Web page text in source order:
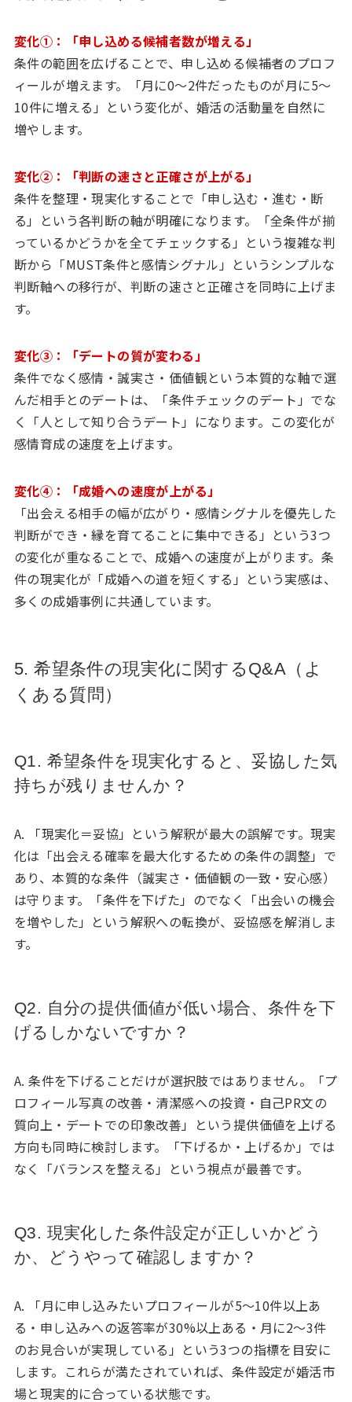
変化①：「申し込める候補者数が増える」
条件の範囲を広げることで、申し込める候補者のプロフ
ィールが増えます。「月に0〜2件だったものが月に5〜
10件に増える」という変化が、婚活の活動量を自然に
増やします。
変化②：「判断の速さと正確さが上がる」
条件を整理・現実化することで「申し込む・進む・断
る」という各判断の軸が明確になります。「全条件が揃
っているかどうかを全てチェックする」という複雑な判
断から「MUST条件と感情シグナル」というシンプルな
判断軸への移行が、判断の速さと正確さを同時に上げま
す。
変化③：「デートの質が変わる」
条件でなく感情・誠実さ・価値観という本質的な軸で選
んだ相手とのデートは、「条件チェックのデート」でな
く「人として知り合うデート」になります。この変化が
感情育成の速度を上げます。
変化④：「成婚への速度が上がる」
「出会える相手の幅が広がり・感情シグナルを優先した
判断ができ・縁を育てることに集中できる」という3つ
の変化が重なることで、成婚への速度が上がります。条
件の現実化が「成婚への道を短くする」という実感は、
多くの成婚事例に共通しています。
5. 希望条件の現実化に関するQ&A（よ
くある質問）
Q1. 希望条件を現実化すると、妥協した気
持ちが残りませんか？
A. 「現実化＝妥協」という解釈が最大の誤解です。現実
化は「出会える確率を最大化するための条件の調整」で
あり、本質的な条件（誠実さ・価値観の一致・安心感）
は守ります。「条件を下げた」のでなく「出会いの機会
を増やした」という解釈への転換が、妥協感を解消しま
す。
Q2. 自分の提供価値が低い場合、条件を下
げるしかないですか？
A. 条件を下げることだけが選択肢ではありません。「プ
ロフィール写真の改善・清潔感への投資・自己PR文の
質向上・デートでの印象改善」という提供価値を上げる
方向も同時に検討します。「下げるか・上げるか」では
なく「バランスを整える」という視点が最善です。
Q3. 現実化した条件設定が正しいかどう
か、どうやって確認しますか？
A. 「月に申し込みたいプロフィールが5〜10件以上あ
る・申し込みへの返答率が30%以上ある・月に2〜3件
のお見合いが実現している」という3つの指標を目安に
します。これらが満たされていれば、条件設定が婚活市
場と現実的に合っている状態です。